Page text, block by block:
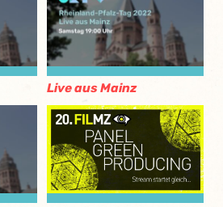
Live aus Mainz